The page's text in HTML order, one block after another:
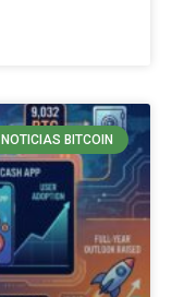
NOTICIAS BITCOIN